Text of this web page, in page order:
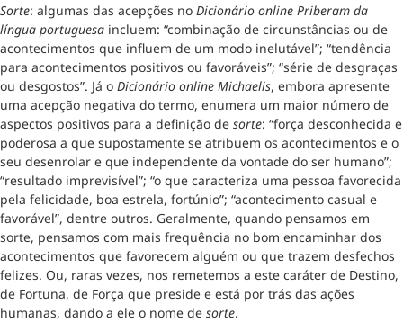
Sorte: algumas das acepções no Dicionário online Priberam da
língua portuguesa incluem: “combinação de circunstâncias ou de
acontecimentos que influem de um modo inelutável”; “tendência
para acontecimentos positivos ou favoráveis”; “série de desgraças
ou desgostos”. Já o Dicionário online Michaelis, embora apresente
uma acepção negativa do termo, enumera um maior número de
aspectos positivos para a definição de sorte: “força desconhecida e
poderosa a que supostamente se atribuem os acontecimentos e o
seu desenrolar e que independente da vontade do ser humano”;
“resultado imprevisível”; “o que caracteriza uma pessoa favorecida
pela felicidade, boa estrela, fortúnio”; “acontecimento casual e
favorável”, dentre outros. Geralmente, quando pensamos em
sorte, pensamos com mais frequência no bom encaminhar dos
acontecimentos que favorecem alguém ou que trazem desfechos
felizes. Ou, raras vezes, nos remetemos a este caráter de Destino,
de Fortuna, de Força que preside e está por trás das ações
humanas, dando a ele o nome de sorte.